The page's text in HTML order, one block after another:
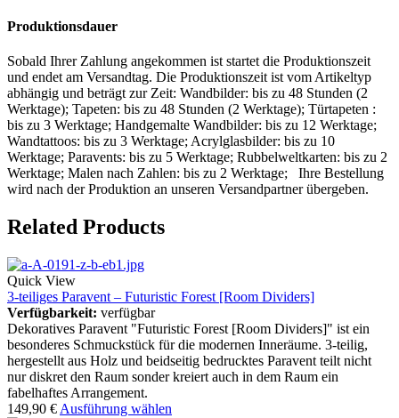
Produktionsdauer
Sobald Ihrer Zahlung angekommen ist startet die Produktionszeit
und endet am Versandtag. Die Produktionszeit ist vom Artikeltyp
abhängig und beträgt zur Zeit: Wandbilder: bis zu 48 Stunden (2
Werktage); Tapeten: bis zu 48 Stunden (2 Werktage); Türtapeten :
bis zu 3 Werktage; Handgemalte Wandbilder: bis zu 12 Werktage;
Wandtattoos: bis zu 3 Werktage; Acrylglasbilder: bis zu 10
Werktage; Paravents: bis zu 5 Werktage; Rubbelweltkarten: bis zu 2
Werktage; Malen nach Zahlen: bis zu 2 Werktage; Ihre Bestellung
wird nach der Produktion an unseren Versandpartner übergeben.
Related Products
Quick View
3-teiliges Paravent – Futuristic Forest [Room Dividers]
Verfügbarkeit: verfügbar
Dekoratives Paravent "Futuristic Forest [Room Dividers]" ist ein
besonderes Schmuckstück für die modernen Inneräume. 3-teilig,
hergestellt aus Holz und beidseitig bedrucktes Paravent teilt nicht
nur diskret den Raum sonder kreiert auch in dem Raum ein
fabelhaftes Arrangement.
149,90 € Ausführung wählen